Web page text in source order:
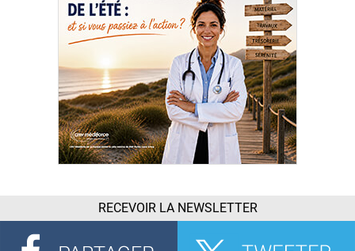
RECEVOIR LA NEWSLETTER